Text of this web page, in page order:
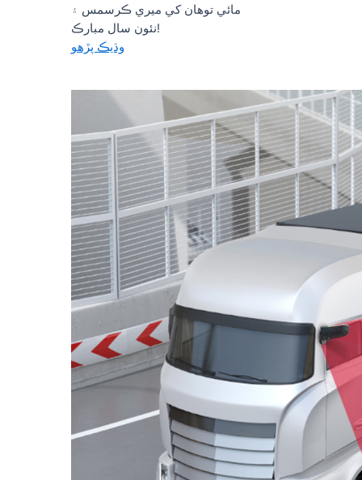
مائي توهان کي ميري ڪرسمس ۽
نئون سال مبارڪ!
وڌيڪ پڙهو